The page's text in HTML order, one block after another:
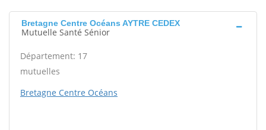
Bretagne Centre Océans AYTRE CEDEX
Mutuelle Santé Sénior
Département: 17
mutuelles
Bretagne Centre Océans